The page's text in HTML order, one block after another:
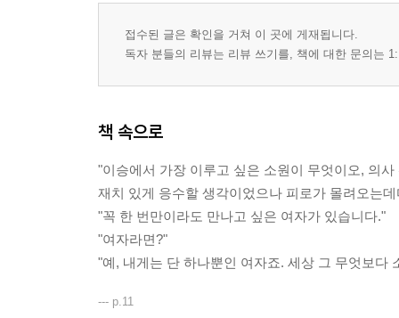
접수된 글은 확인을 거쳐 이 곳에 게재됩니다.
독자 분들의 리뷰는 리뷰 쓰기를, 책에 대한 문의는
책 속으로
"이승에서 가장 이루고 싶은 소원이 무엇이오, 의사
재치 있게 응수할 생각이었으나 피로가 몰려오는
"꼭 한 번만이라도 만나고 싶은 여자가 있습니다."
"여자라면?"
"예, 내게는 단 하나뿐인 여자죠. 세상 그 무엇보다
--- p.11